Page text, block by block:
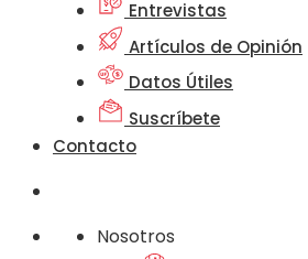
Entrevistas
Artículos de Opinión
Datos Útiles
Suscríbete
Contacto
Nosotros